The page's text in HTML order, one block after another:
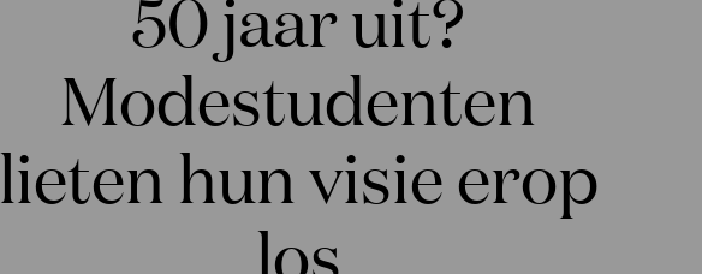
50 jaar uit?
Modestudenten
lieten hun visie erop
los